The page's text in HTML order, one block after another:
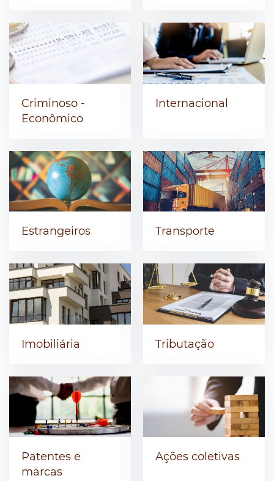
Criminoso -
Econômico
Internacional
Estrangeiros Transporte
Imobiliária Tributação
Patentes e
marcas
Ações coletivas